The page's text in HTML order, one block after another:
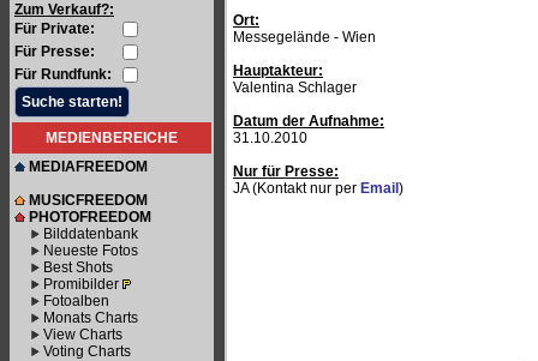
Zum Verkauf?:
Für Private:
Für Presse:
Für Rundfunk:
MEDIENBEREICHE
MEDIAFREEDOM
MUSICFREEDOM
PHOTOFREEDOM
Bilddatenbank
Neueste Fotos
Best Shots
Promibilder
Fotoalben
Monats Charts
View Charts
Voting Charts
Ort:
Messegelände - Wien
Hauptakteur:
Valentina Schlager
Datum der Aufnahme:
31.10.2010
Nur für Presse:
JA (Kontakt nur per Email )